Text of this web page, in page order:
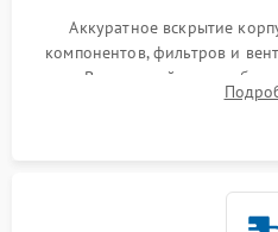
Аккуратное вскрытие
компонентов, фильтров и
пыли. Визуальный осмотр
материнской платы на